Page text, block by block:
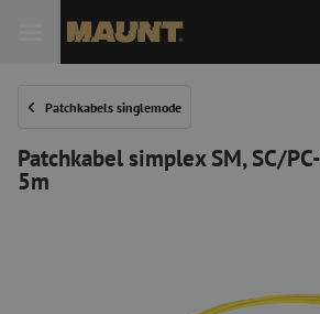
Patchkabels singlemode
Patchkabel simplex SM, SC/
5m